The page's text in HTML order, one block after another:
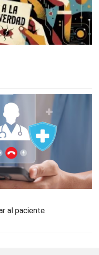
al paciente